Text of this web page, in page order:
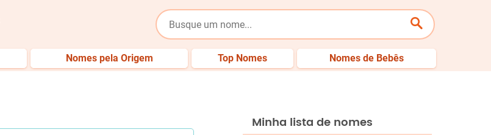
Nomes pela Origem Top Nomes Nomes de Bebês
Minha lista de nomes